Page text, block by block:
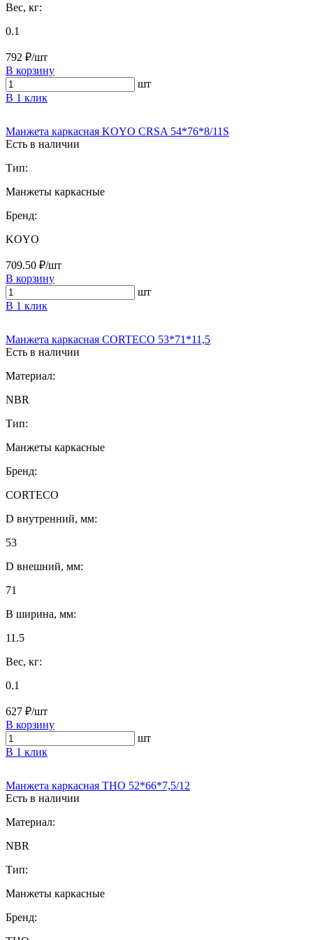
Вес, кг:
0.1
792 ₽/шт
В корзину
шт
В 1 клик
Манжета каркасная KOYO CRSA 54*76*8/11S
Есть в наличии
Тип:
Манжеты каркасные
Бренд:
KOYO
709.50 ₽/шт
В корзину
шт
В 1 клик
Манжета каркасная CORTECO 53*71*11,5
Есть в наличии
Материал:
NBR
Тип:
Манжеты каркасные
Бренд:
CORTECO
D внутренний, мм:
53
D внешний, мм:
71
B ширина, мм:
11.5
Вес, кг:
0.1
627 ₽/шт
В корзину
шт
В 1 клик
Манжета каркасная THO 52*66*7,5/12
Есть в наличии
Материал:
NBR
Тип:
Манжеты каркасные
Бренд: